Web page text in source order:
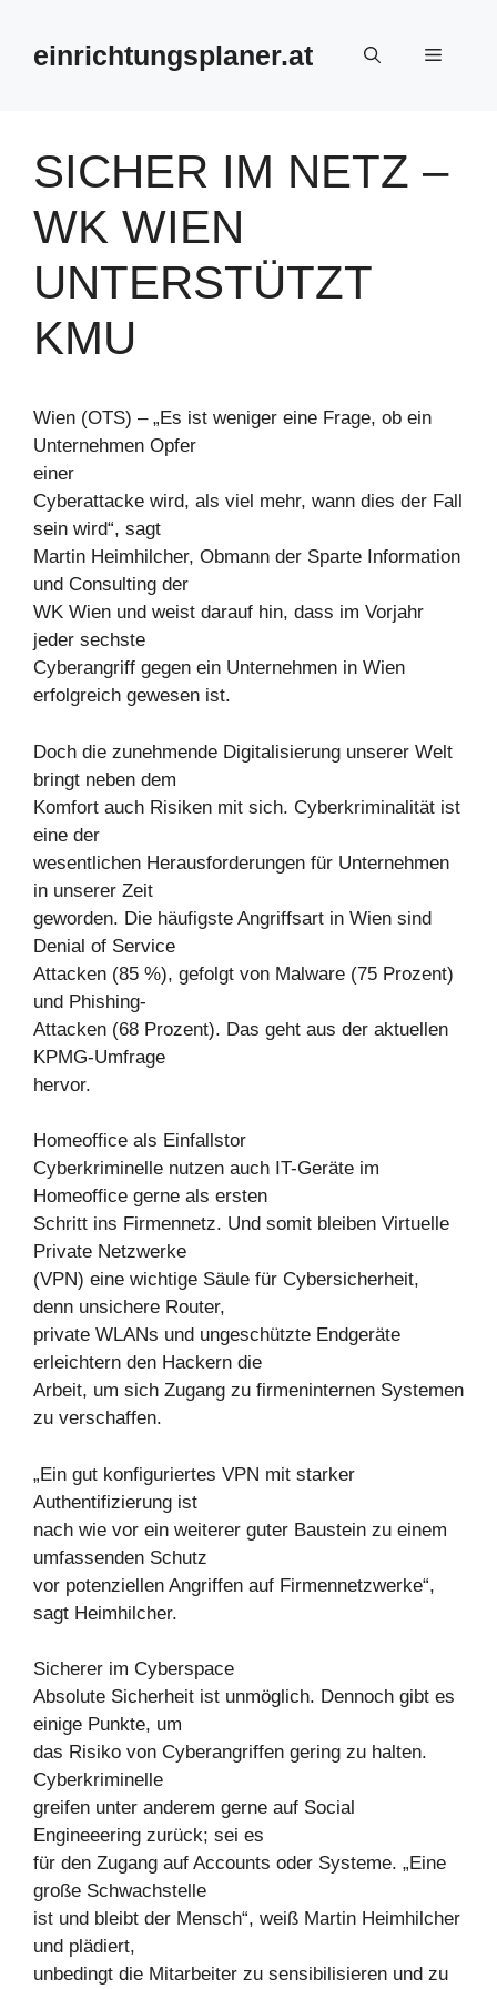
springeneinrichtungsplaner.at Menü
SICHER IM NETZ –
WK WIEN
UNTERSTÜTZT
KMU
Wien (OTS) – „Es ist weniger eine Frage, ob ein
Unternehmen Opfer
einer
Cyberattacke wird, als viel mehr, wann dies der Fall
sein wird“, sagt
Martin Heimhilcher, Obmann der Sparte Information
und Consulting der
WK Wien und weist darauf hin, dass im Vorjahr
jeder sechste
Cyberangriff gegen ein Unternehmen in Wien
erfolgreich gewesen ist.
Doch die zunehmende Digitalisierung unserer Welt
bringt neben dem
Komfort auch Risiken mit sich. Cyberkriminalität ist
eine der
wesentlichen Herausforderungen für Unternehmen
in unserer Zeit
geworden. Die häufigste Angriffsart in Wien sind
Denial of Service
Attacken (85 %), gefolgt von Malware (75 Prozent)
und Phishing-
Attacken (68 Prozent). Das geht aus der aktuellen
KPMG-Umfrage
hervor.
Homeoffice als Einfallstor
Cyberkriminelle nutzen auch IT-Geräte im
Homeoffice gerne als ersten
Schritt ins Firmennetz. Und somit bleiben Virtuelle
Private Netzwerke
(VPN) eine wichtige Säule für Cybersicherheit,
denn unsichere Router,
private WLANs und ungeschützte Endgeräte
erleichtern den Hackern die
Arbeit, um sich Zugang zu firmeninternen Systemen
zu verschaffen.
„Ein gut konfiguriertes VPN mit starker
Authentifizierung ist
nach wie vor ein weiterer guter Baustein zu einem
umfassenden Schutz
vor potenziellen Angriffen auf Firmennetzwerke“,
sagt Heimhilcher.
Sicherer im Cyberspace
Absolute Sicherheit ist unmöglich. Dennoch gibt es
einige Punkte, um
das Risiko von Cyberangriffen gering zu halten.
Cyberkriminelle
greifen unter anderem gerne auf Social
Engineeering zurück; sei es
für den Zugang auf Accounts oder Systeme. „Eine
große Schwachstelle
ist und bleibt der Mensch“, weiß Martin Heimhilcher
und plädiert,
unbedingt die Mitarbeiter zu sensibilisieren und zu